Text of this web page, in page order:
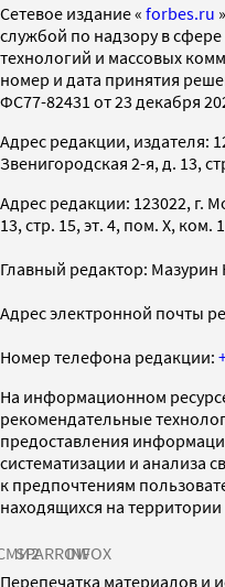
Cетевое издание « forbes.ru
службой по надзору в
технологий и массовых
номер и дата принятия
ФС77-82431 от 23 декабря
Адрес редакции, издателя:
Звенигородская 2-я, д. 13,
Адрес редакции: 123022, г.
13, стр. 15, эт. 4, пом. X, ком. 1
Главный редактор:
Адрес электронной почты
Номер телефона редакции:
На информационном
рекомендательные
предоставления
систематизации и анализа
к предпочтениям
находящихся на
SPARROWINFOX
Перепечатка материалов и